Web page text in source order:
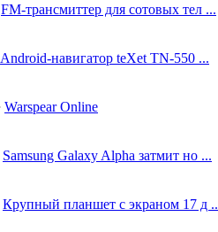
FM-трансмиттер для сотовых тел ...
Android-навигатор teXet TN-550 ...
Warspear Online
Samsung Galaxy Alpha затмит но ...
Крупный планшет с экраном 17 д